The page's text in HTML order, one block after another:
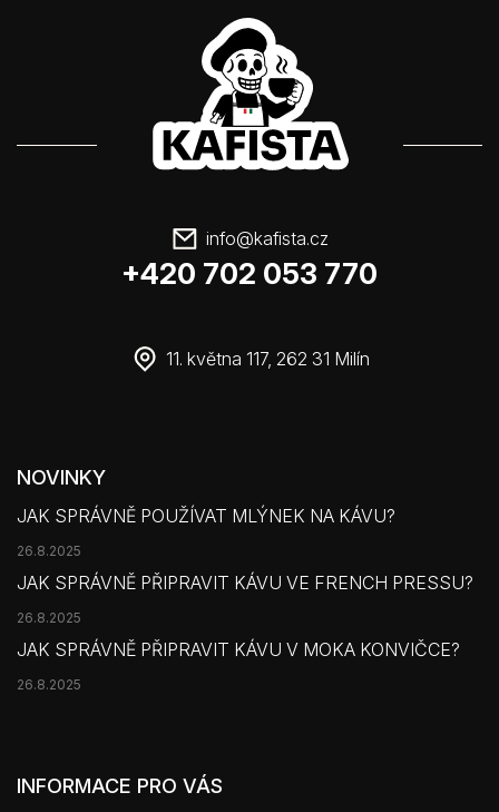
info@kafista.cz
+420 702 053 770
11. května 117, 262 31 Milín
NOVINKY
JAK SPRÁVNĚ POUŽÍVAT MLÝNEK NA KÁVU?
26.8.2025
JAK SPRÁVNĚ PŘIPRAVIT KÁVU VE FRENCH PRESSU?
26.8.2025
JAK SPRÁVNĚ PŘIPRAVIT KÁVU V MOKA KONVIČCE?
26.8.2025
INFORMACE PRO VÁS